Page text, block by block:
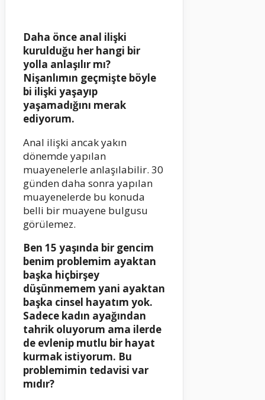
Daha önce anal ilişki
kurulduğu her hangi bir
yolla anlaşılır mı?
Nişanlımın geçmişte böyle
bi ilişki yaşayıp
yaşamadığını merak
ediyorum.
Anal ilişki ancak yakın
dönemde yapılan
muayenelerle anlaşılabilir. 30
günden daha sonra yapılan
muayenelerde bu konuda
belli bir muayene bulgusu
görülemez.
Ben 15 yaşında bir gencim
benim problemim ayaktan
başka hiçbirşey
düşünmemem yani ayaktan
başka cinsel hayatım yok.
Sadece kadın ayağından
tahrik oluyorum ama ilerde
de evlenip mutlu bir hayat
kurmak istiyorum. Bu
problemimin tedavisi var
mıdır?